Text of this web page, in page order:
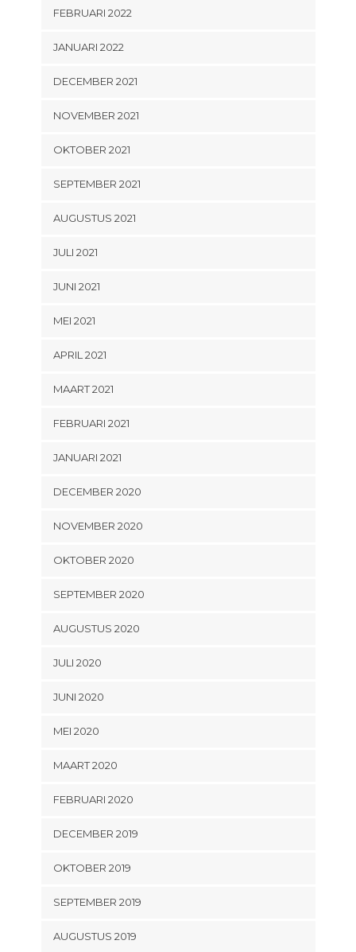
FEBRUARI 2022
JANUARI 2022
DECEMBER 2021
NOVEMBER 2021
OKTOBER 2021
SEPTEMBER 2021
AUGUSTUS 2021
JULI 2021
JUNI 2021
MEI 2021
APRIL 2021
MAART 2021
FEBRUARI 2021
JANUARI 2021
DECEMBER 2020
NOVEMBER 2020
OKTOBER 2020
SEPTEMBER 2020
AUGUSTUS 2020
JULI 2020
JUNI 2020
MEI 2020
MAART 2020
FEBRUARI 2020
DECEMBER 2019
OKTOBER 2019
SEPTEMBER 2019
AUGUSTUS 2019